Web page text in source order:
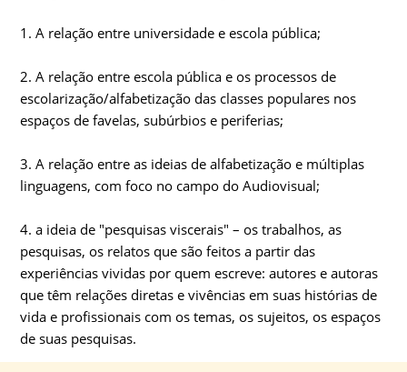
1. A relação entre universidade e escola pública;
2. A relação entre escola pública e os processos de
escolarização/alfabetização das classes populares nos
espaços de favelas, subúrbios e periferias;
3. A relação entre as ideias de alfabetização e múltiplas
linguagens, com foco no campo do Audiovisual;
4. a ideia de "pesquisas viscerais" – os trabalhos, as
pesquisas, os relatos que são feitos a partir das
experiências vividas por quem escreve: autores e autoras
que têm relações diretas e vivências em suas histórias de
vida e profissionais com os temas, os sujeitos, os espaços
de suas pesquisas.